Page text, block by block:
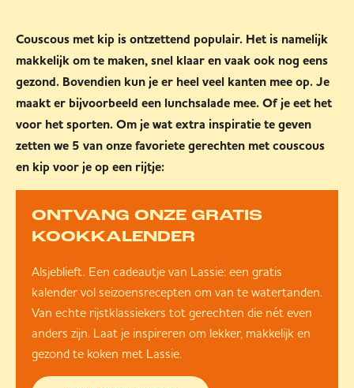
Couscous met kip is ontzettend populair. Het is namelijk
makkelijk om te maken, snel klaar en vaak ook nog eens
gezond. Bovendien kun je er heel veel kanten mee op. Je
maakt er bijvoorbeeld een lunchsalade mee. Of je eet het
voor het sporten. Om je wat extra inspiratie te geven
zetten we 5 van onze favoriete gerechten met couscous
en kip voor je op een rijtje:
ONTVANG ONZE GRATIS
KOOKKALENDER
Alsjeblieft. Een cadeautje van Lassie: een gratis
kalender vol seizoensrecepten om van te watertanden.
Van echte rijstklassiekers tot gerechten die nét even
anders zijn. Laat je inspireren om lekker, makkelijk en
gezond te koken met Lassie.